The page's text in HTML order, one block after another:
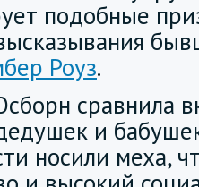
подобные
Роуз.
сравнила
и
носили меха,